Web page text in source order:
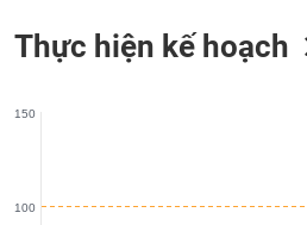
Thực hiện kế hoạch
100
150
viết
của
(-)
cáo